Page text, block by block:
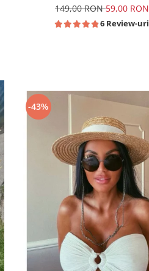
149,00 RON59,00 RON
6 Review-uri
-43%